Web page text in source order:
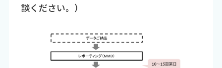
談ください。）